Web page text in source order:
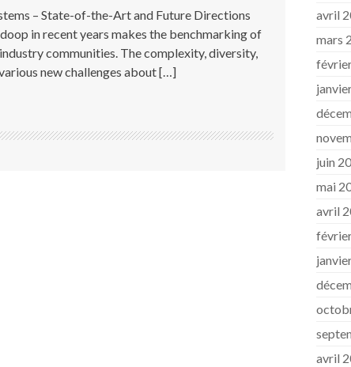
– State-of-the-Art and Future Directions
in recent years makes the benchmarking of
communities. The complexity, diversity,
new challenges about […]
avril
mars
juin
mai
avril
avril